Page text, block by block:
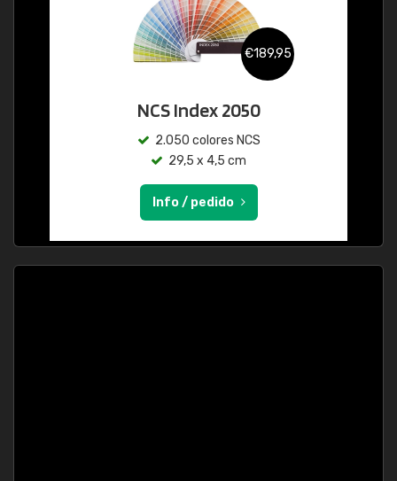
€189,95
NCS Index 2050
2.050 colores NCS
29,5 x 4,5 cm
Info / pedido